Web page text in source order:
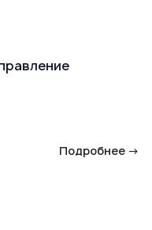
Подробнее →